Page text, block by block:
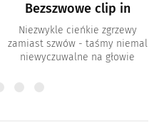
Bezszwowe clip in
Niezwykle cieńkie zgrzewy
zamiast szwów - taśmy niemal
niewyczuwalne na głowie